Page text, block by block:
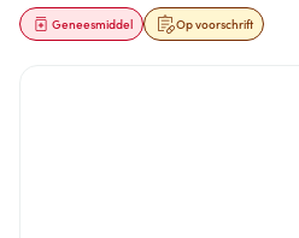
Op voorschrift
Geneesmiddel